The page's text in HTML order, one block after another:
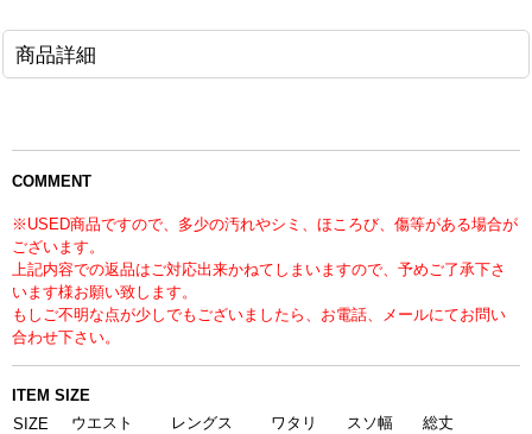
商品詳細
COMMENT
※USED商品ですので、多少の汚れやシミ、ほころび、傷等がある場合が
ございます。
上記内容での返品はご対応出来かねてしまいますので、予めご了承下さ
います様お願い致します。
もしご不明な点が少しでもございましたら、お電話、メールにてお問い
合わせ下さい。
ITEM SIZE
SIZE
ウエスト レングス ワタリ スソ幅
総丈